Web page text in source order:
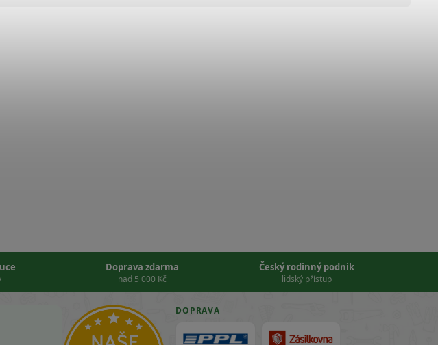
Doprava zdarma
nad 5 000 Kč
Český rodinný podnik
lidský přístup
DOPRAVA